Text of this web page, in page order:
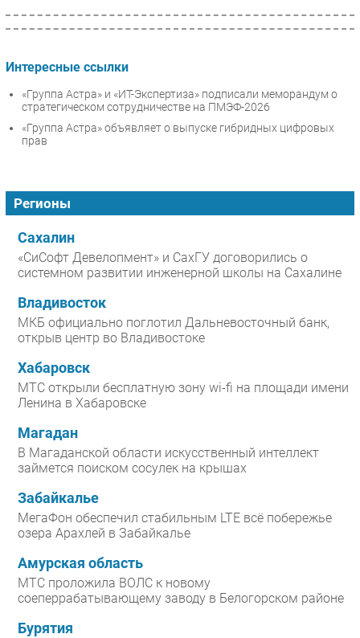
Интересные ссылки
«Группа Астра» и «ИТ-Экспертиза» подписали меморандум о
стратегическом сотрудничестве на ПМЭФ-2026
«Группа Астра» объявляет о выпуске гибридных цифровых
прав
Регионы
Сахалин
«СиСофт Девелопмент» и СахГУ договорились о
системном развитии инженерной школы на Сахалине
Владивосток
МКБ официально поглотил Дальневосточный банк,
открыв центр во Владивостоке
Хабаровск
МТС открыли бесплатную зону wi-fi на площади имени
Ленина в Хабаровске
Магадан
В Магаданской области искусственный интеллект
займется поиском сосулек на крышах
Забайкалье
МегаФон обеспечил стабильным LTE всё побережье
озера Арахлей в Забайкалье
Амурская область
МТС проложила ВОЛС к новому
соеперрабатывающему заводу в Белогорском районе
Бурятия